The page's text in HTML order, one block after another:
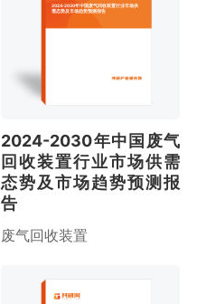
2024-2030年中国废气回收装置行业市场供
需态势及市场趋势预测报告
2024-2030年中国废气
回收装置行业市场供需
态势及市场趋势预测报
告
废气回收装置